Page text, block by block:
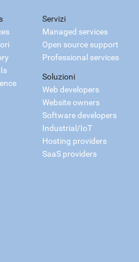
Servizi
Managed services
Open source support
Professional services
Soluzioni
Web developers
Website owners
Software developers
Industrial/IoT
Hosting providers
SaaS providers